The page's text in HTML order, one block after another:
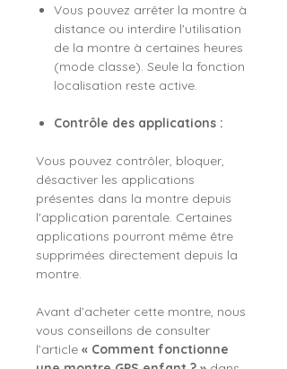
Vous pouvez arrêter la montre à
distance ou interdire l'utilisation
de la montre à certaines heures
(mode classe). Seule la fonction
localisation reste active.
Contrôle des applications :
Vous pouvez contrôler, bloquer,
désactiver les applications
présentes dans la montre depuis
l'application parentale. Certaines
applications pourront même être
supprimées directement depuis la
montre.
Avant d’acheter cette montre, nous
vous conseillons de consulter
l’article « Comment fonctionne